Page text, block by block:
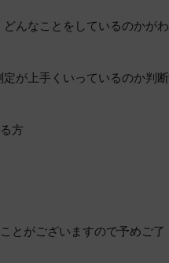
んなことをしているのかがわ
が上手くいっているのか判断
方
とがございますので予めご了